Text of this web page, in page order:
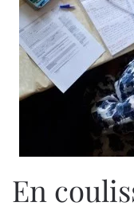
En